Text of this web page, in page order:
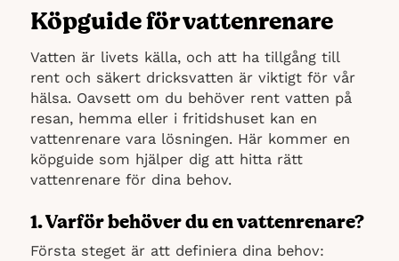
Köpguide för vattenrenare
Vatten är livets källa, och att ha tillgång till
rent och säkert dricksvatten är viktigt för vår
hälsa. Oavsett om du behöver rent vatten på
resan, hemma eller i fritidshuset kan en
vattenrenare vara lösningen. Här kommer en
köpguide som hjälper dig att hitta rätt
vattenrenare för dina behov.
1. Varför behöver du en vattenrenare?
Första steget är att definiera dina behov: